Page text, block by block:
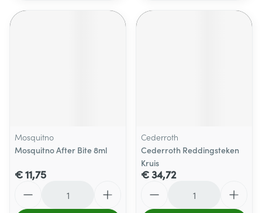
Mosquitno
Mosquitno After Bite 8ml
€ 11,75
Cederroth
Cederroth Reddingsteken
Kruis
€ 34,72